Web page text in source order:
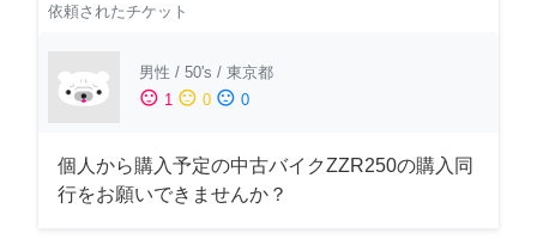
依頼されたチケット
男性 / 50's / 東京都
sentiment_satisfied 1 sentiment_neutral 0 sentiment_dissatisfied 0
個人から購入予定の中古バイクZZR250の購入同
行をお願いできませんか？